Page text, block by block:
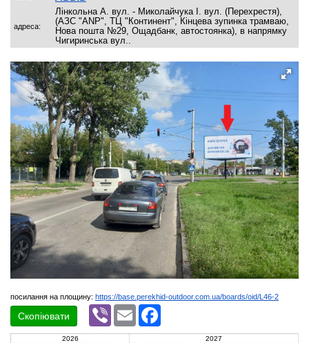
адреса:
Лінкольна А. вул. - Миколайчука І. вул. (Перехрестя),
(АЗС "ANP", ТЦ "Континент", Кінцева зупинка трамваю,
Нова пошта №29, Ощадбанк, автостоянка), в напрямку
Чигиринська вул..
посилання на площину: https://base.perekhid-outdoor.com.ua/boards/oid/L46-2
Скопіювати
Viber Email
2026
2027